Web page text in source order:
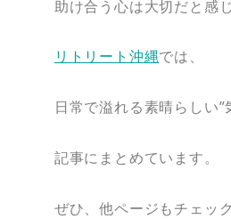
助け合う心は大切だと感じ
リトリート沖縄では、
日常で溢れる素晴らしい”
記事にまとめています。
ぜひ、他ページもチェッ